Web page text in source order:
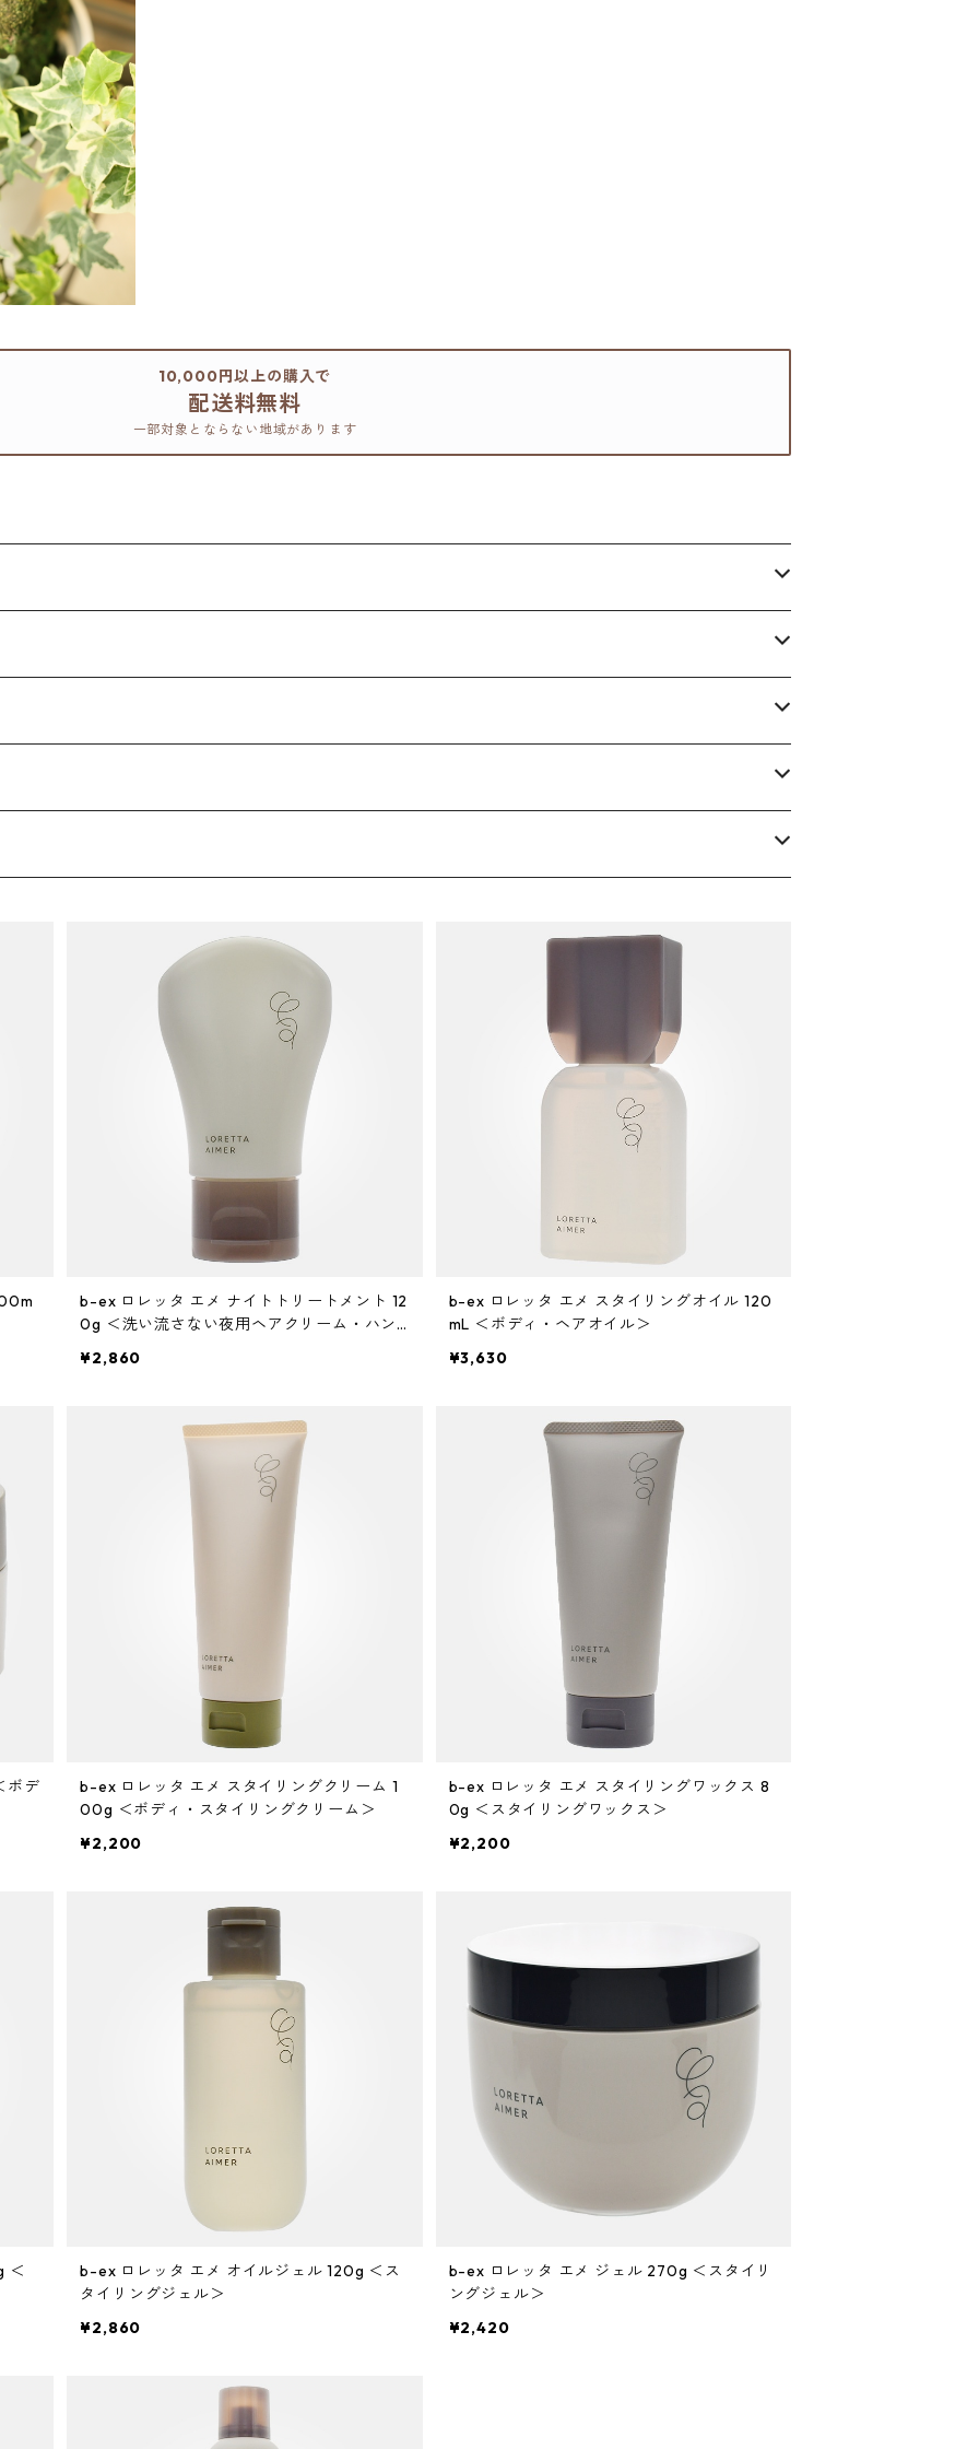
10,000円以上の購入で
配送料無料
一部対象とならない地域があります
b-ex ロレッタ エメ ナイトトリートメント 12
0g ＜洗い流さない夜用ヘアクリーム・ハン
¥2,860
b-ex ロレッタ エメ スタイリングオイル 120
mL ＜ボディ・ヘアオイル＞
¥3,630
ボデ
b-ex ロレッタ エメ スタイリングクリーム 1
00g ＜ボディ・スタイリングクリーム＞
¥2,200
b-ex ロレッタ エメ スタイリングワックス 8
0g ＜スタイリングワックス＞
¥2,200
＜
b-ex ロレッタ エメ オイルジェル 120g ＜ス
タイリングジェル＞
¥2,860
b-ex ロレッタ エメ ジェル 270g ＜スタイリ
ングジェル＞
¥2,420